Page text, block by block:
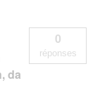
da
0
réponses